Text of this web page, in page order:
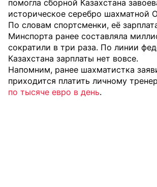
помогла сборной Казахстана
историческое серебро шахматной
По словам спортсменки, её
Минспорта ранее составляла
сократили в три раза. По линии
Казахстана зарплаты нет вовсе.
Напомним, ранее шахматистка
приходится платить личному
по тысяче евро в день.